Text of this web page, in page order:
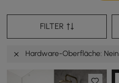
FILTER
Hardware-Oberfläche: Nein